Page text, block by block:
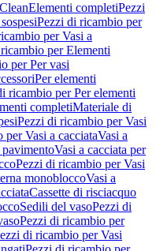
Elementi completiPezzi
Pezzi di ricambio per
per Vasi a
per Elementi
per Per vasi
Per elementi
ricambio per Per elementi
completiMateriale di
Pezzi di ricambio per Vasi
Vasi a cacciataVasi a
Vasi a cacciata per
Pezzi di ricambio per Vasi
monobloccoVasi a
Cassette di risciacquo
Sedili del vasoPezzi di
Pezzi di ricambio per
di ricambio per Vasi